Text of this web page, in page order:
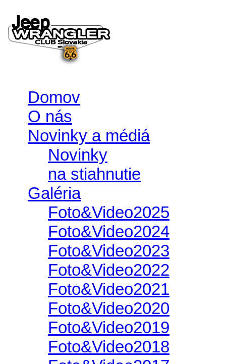
Domov
O nás
Novinky a médiá
Novinky
na stiahnutie
Galéria
Foto&Video2025
Foto&Video2024
Foto&Video2023
Foto&Video2022
Foto&Video2021
Foto&Video2020
Foto&Video2019
Foto&Video2018